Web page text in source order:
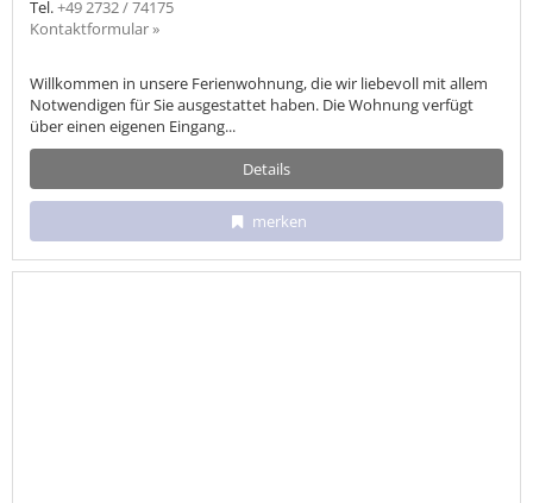
Tel.+49 2732 / 74175
Kontaktformular »
Willkommen in unsere Ferienwohnung, die wir liebevoll mit allem
Notwendigen für Sie ausgestattet haben. Die Wohnung verfügt
über einen eigenen Eingang...
Details
merken